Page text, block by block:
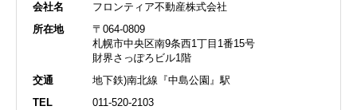
会社名
フロンティア不動産株式会社
所在地
〒064-0809
札幌市中央区南9条西1丁目1番15号
財界さっぽろビル1階
交通
地下鉄)南北線『中島公園』駅
TEL
011-520-2103